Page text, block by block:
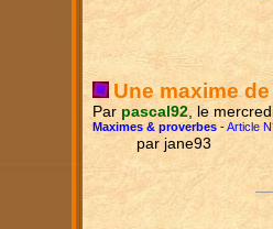
Une maxime
Par pascal92 , le
Maximes & proverbes -Article
par jane93